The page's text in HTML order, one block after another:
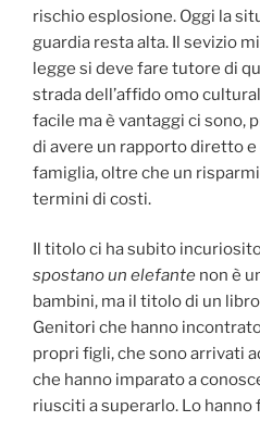
rischio esplosione. Oggi la
guardia resta alta. Il sevizio
legge si deve fare tutore di
strada dell’affido omo
facile ma è vantaggi ci sono,
di avere un rapporto diretto
famiglia, oltre che un
termini di costi.
Il titolo ci ha subito
spostano un elefante non è
bambini, ma il titolo di un
Genitori che hanno
propri figli, che sono arrivati
che hanno imparato a
riusciti a superarlo. Lo hanno